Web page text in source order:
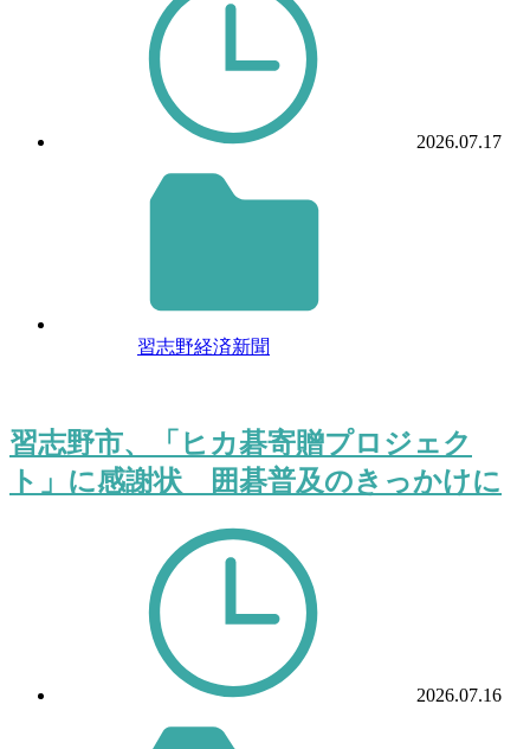
2026.07.17
習志野経済新聞
習志野市、「ヒカ碁寄贈プロジェク
ト」に感謝状 囲碁普及のきっかけに
2026.07.16